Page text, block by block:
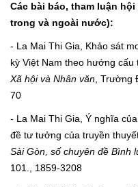
Các bài báo, tham luận
trong và ngoài nước):
- La Mai Thi Gia, Khảo sát
kỳ Việt Nam theo hướng
Xã hội và Nhân văn, Trường
70
- La Mai Thi Gia, Ý nghĩa
đề tư tưởng của truyền
Sài Gòn, số chuyên đề Bình
101., 1859-3208